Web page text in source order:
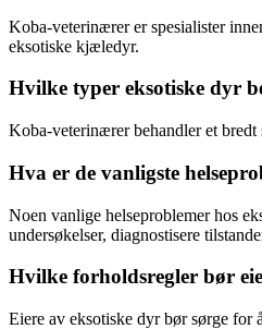
Koba-veterinærer er spesialister
eksotiske kjæledyr.
Hvilke typer eksotiske dyr
Koba-veterinærer behandler et
Hva er de vanligste
Noen vanlige helseproblemer hos
undersøkelser, diagnostisere
Hvilke forholdsregler bør
Eiere av eksotiske dyr bør sørge